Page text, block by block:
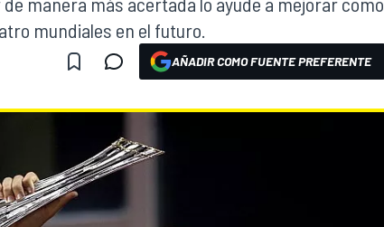
mundiales en el futuro.
AÑADIR COMO FUENTE PREFERENTE